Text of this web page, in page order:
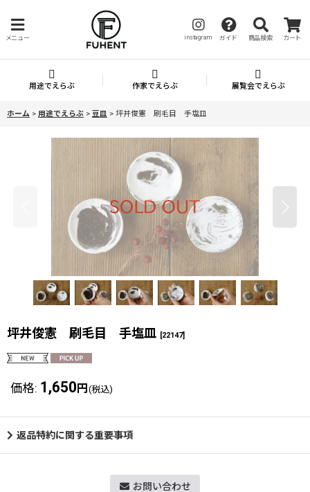
メニュー instagram ガイド 商品検索 カート
用途でえらぶ 作家でえらぶ 展覧会でえらぶ
ホーム > 用途でえらぶ > 豆皿 > 坪井俊憲 刷毛目 手塩皿
坪井俊憲 刷毛目 手塩皿 [22147]
価格: 1,650 円 (税込)
返品特約に関する重要事項
お問い合わせ